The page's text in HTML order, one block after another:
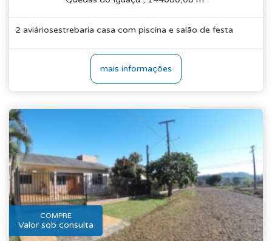
2 aviáriosestrebaria casa com piscina e salão de festa
mais informações
COMPRE
Valor sob consulta